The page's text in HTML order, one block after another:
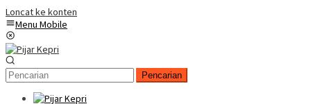
Loncat ke konten
Menu Mobile
Pencarian